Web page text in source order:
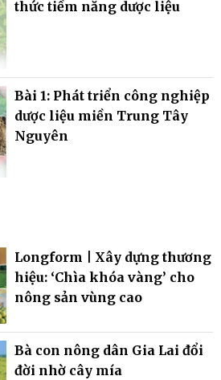
thức tiềm năng dược liệu
Bài 1: Phát triển công nghiệp
dược liệu miền Trung Tây
Nguyên
Longform | Xây dựng thương
hiệu: ‘Chìa khóa vàng’ cho
nông sản vùng cao
Bà con nông dân Gia Lai đổi
đời nhờ cây mía